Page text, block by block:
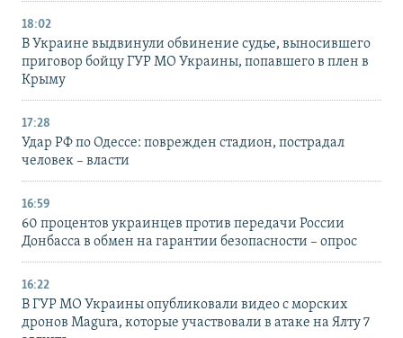
18:02
В Украине выдвинули обвинение судье, выносившего
приговор бойцу ГУР МО Украины, попавшего в плен в
Крыму
17:28
Удар РФ по Одессе: поврежден стадион, пострадал
человек – власти
16:59
60 процентов украинцев против передачи России
Донбасса в обмен на гарантии безопасности – опрос
16:22
В ГУР МО Украины опубликовали видео с морских
дронов Magura, которые участвовали в атаке на Ялту 7